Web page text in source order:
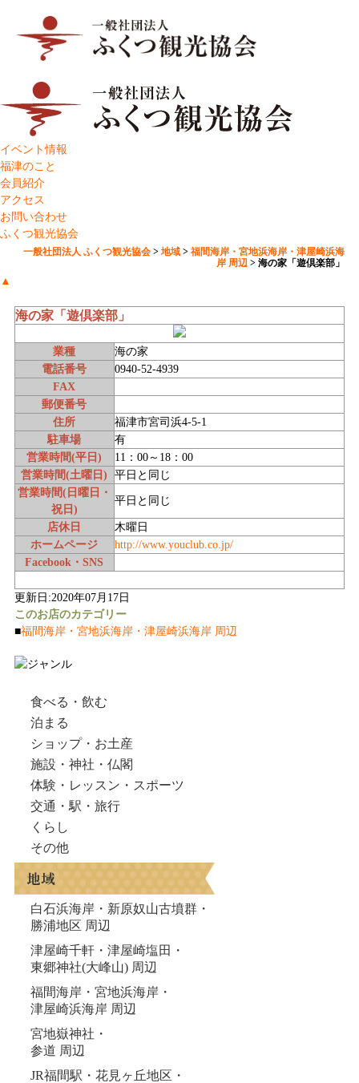
イベント情報
福津のこと
会員紹介
アクセス
お問い合わせ
ふくつ観光協会
一般社団法人 ふくつ観光協会 >地域 >福間海岸・宮地浜海岸・津屋崎浜海
岸 周辺 >海の家「遊倶楽部」
▲
海の家「遊倶楽部」
業種
海の家
電話番号
0940-52-4939
FAX
郵便番号
住所
福津市宮司浜4-5-1
駐車場
有
営業時間(平日)
11：00～18：00
営業時間(土曜日)
平日と同じ
営業時間(日曜日・
祝日)
平日と同じ
店休日
木曜日
ホームページ
http://www.youclub.co.jp/
Facebook・SNS
更新日:2020年07月17日
このお店のカテゴリー
■福間海岸・宮地浜海岸・津屋崎浜海岸 周辺
食べる・飲む
泊まる
ショップ・お土産
施設・神社・仏閣
体験・レッスン・スポーツ
交通・駅・旅行
くらし
その他
白石浜海岸・新原奴山古墳群・
勝浦地区 周辺
津屋崎千軒・津屋崎塩田・
東郷神社(大峰山) 周辺
福間海岸・宮地浜海岸・
津屋崎浜海岸 周辺
宮地嶽神社・
参道 周辺
JR福間駅・花見ヶ丘地区・